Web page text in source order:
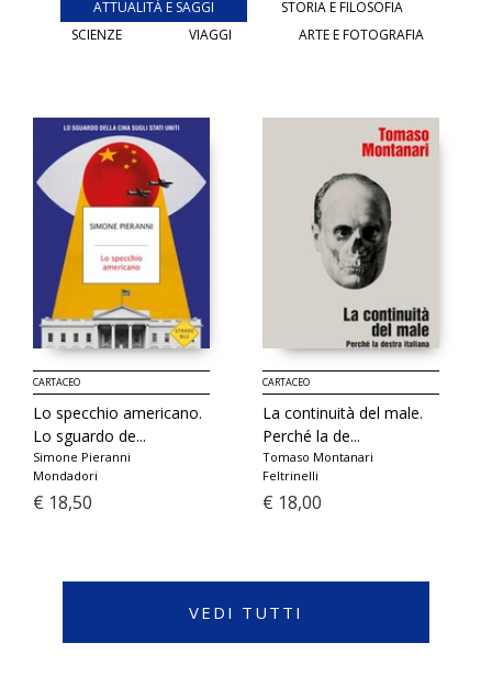
ATTUALITÀ E SAGGI
STORIA E FILOSOFIA
SCIENZE
VIAGGI ARTE E FOTOGRAFIA
CARTACEO
Lo specchio americano.
Lo sguardo de...
Simone Pieranni
Mondadori
€ 18,50
CARTACEO
La continuità del male.
Perché la de...
Tomaso Montanari
Feltrinelli
€ 18,00
VEDI TUTTI